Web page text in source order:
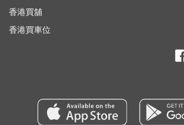
香港買舖
香港買車位